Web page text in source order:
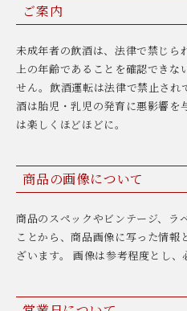
ご案内
未成年者の飲酒は、法律で禁じら
上の年齢であることを確認でき
せん。飲酒運転は法律で禁止され
酒は胎児・乳児の発育に悪影響を
は楽しくほどほどに。
商品の画像について
商品のスペックやビンテージ、ラ
ことから、商品画像に写った情報
ざいます。 画像は参考程度とし、